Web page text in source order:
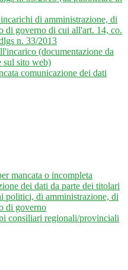
di amministrazione, di
di governo di cui all'art. 14, co.
n. 33/2013
(documentazione da
sul sito web)
comunicazione dei dati
mancata o incompleta
dei dati da parte dei titolari
politici, di amministrazione, di
di governo
consiliari regionali/provinciali